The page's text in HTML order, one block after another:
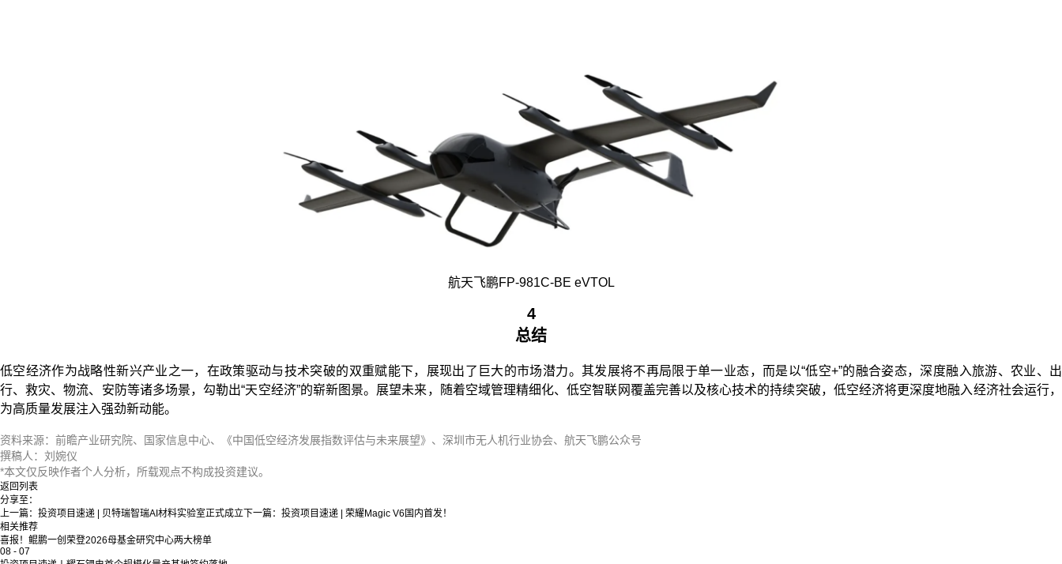
航天飞鹏FP-981C-BE eVTOL
4
总结
低空经济作为战略性新兴产业之一，在政策驱动与技术突破的双重赋能下，展现出了巨大的市场潜力。其发展将不再局限于单一业态，而是以“低空+”的融合姿态，深度融入旅游、农业、出
行、救灾、物流、安防等诸多场景，勾勒出“天空经济”的崭新图景。展望未来，随着空域管理精细化、低空智联网覆盖完善以及核心技术的持续突破，低空经济将更深度地融入经济社会运行，
为高质量发展注入强劲新动能。
资料来源：前瞻产业研究院、国家信息中心、《中国低空经济发展指数评估与未来展望》、深圳市无人机行业协会、航天飞鹏公众号
撰稿人：刘婉仪
*本文仅反映作者个人分析，所载观点不构成投资建议。
返回列表
分享至：
上一篇： 投资项目速递 | 贝特瑞智瑞AI材料实验室正式成立 下一篇： 投资项目速递 | 荣耀Magic V6国内首发！
相关推荐
喜报！鲲鹏一创荣登2026母基金研究中心两大榜单
08 - 07